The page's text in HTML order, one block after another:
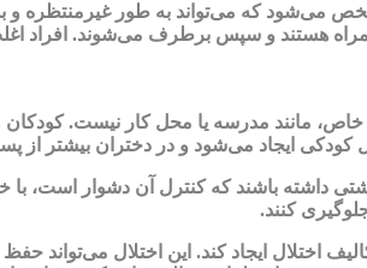
می‌شود که می‌تواند به طور غیرمنتظره و
هستند و سپس برطرف می‌شوند. افراد
مانند مدرسه یا محل کار نیست. کودکان
کودکی ایجاد می‌شود و در دختران بیشتر از
داشته باشند که کنترل آن دشوار است،
کنند.
اختلال ایجاد کند. این اختلال